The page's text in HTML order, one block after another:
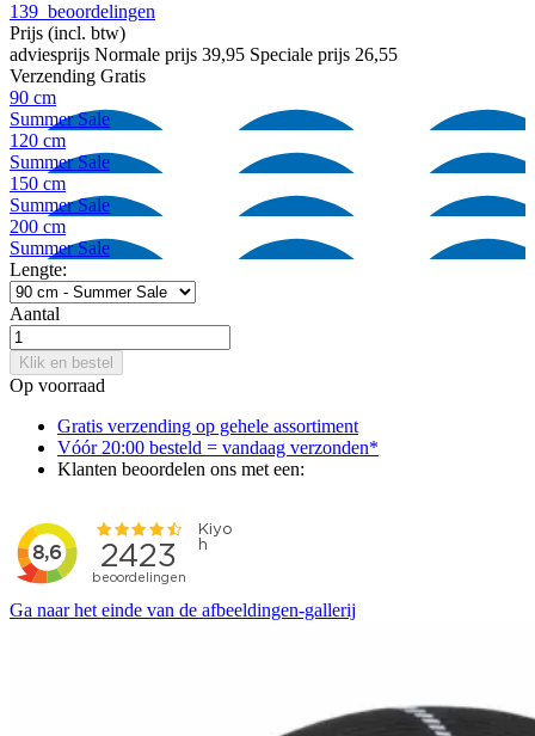
139 beoordelingen
Prijs (incl. btw)
adviesprijs Normale prijs 39,95 Speciale prijs 26,55
Verzending Gratis
90 cm
Summer Sale
120 cm
Summer Sale
150 cm
Summer Sale
200 cm
Summer Sale
Lengte:
Aantal
Klik en bestel
Op voorraad
Gratis verzending op gehele assortiment
Vóór 20:00 besteld = vandaag verzonden*
Klanten beoordelen ons met een:
Ga naar het einde van de afbeeldingen-gallerij